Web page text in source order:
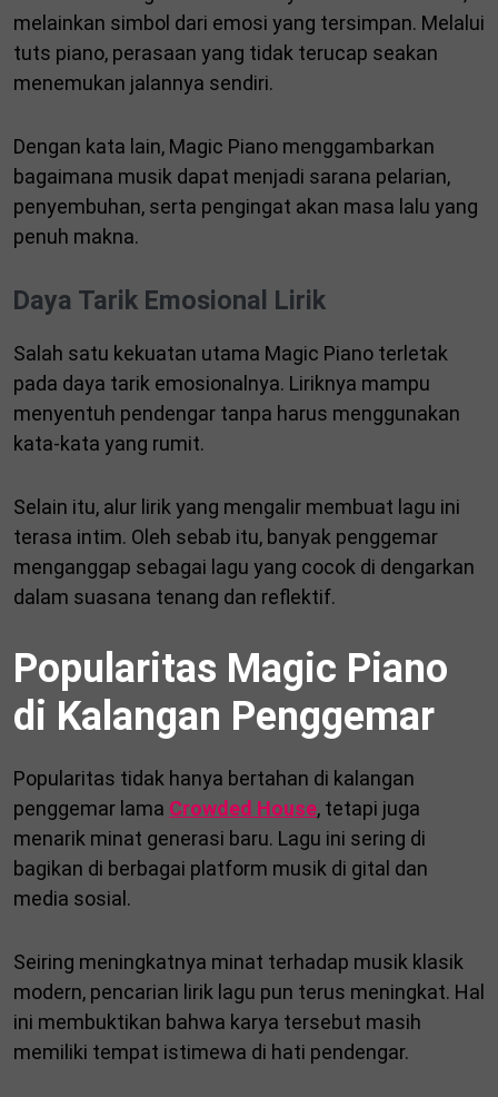
melainkan simbol dari emosi yang tersimpan. Melalui
tuts piano, perasaan yang tidak terucap seakan
menemukan jalannya sendiri.
Dengan kata lain, Magic Piano menggambarkan
bagaimana musik dapat menjadi sarana pelarian,
penyembuhan, serta pengingat akan masa lalu yang
penuh makna.
Daya Tarik Emosional Lirik
Salah satu kekuatan utama Magic Piano terletak
pada daya tarik emosionalnya. Liriknya mampu
menyentuh pendengar tanpa harus menggunakan
kata-kata yang rumit.
Selain itu, alur lirik yang mengalir membuat lagu ini
terasa intim. Oleh sebab itu, banyak penggemar
menganggap sebagai lagu yang cocok di dengarkan
dalam suasana tenang dan reflektif.
Popularitas Magic Piano
di Kalangan Penggemar
Popularitas tidak hanya bertahan di kalangan
penggemar lama Crowded House, tetapi juga
menarik minat generasi baru. Lagu ini sering di
bagikan di berbagai platform musik di gital dan
media sosial.
Seiring meningkatnya minat terhadap musik klasik
modern, pencarian lirik lagu pun terus meningkat. Hal
ini membuktikan bahwa karya tersebut masih
memiliki tempat istimewa di hati pendengar.